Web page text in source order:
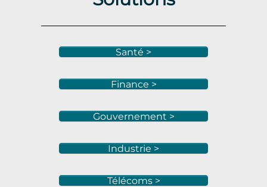
Santé >
Finance >
Gouvernement >
Industrie >
Télécoms >